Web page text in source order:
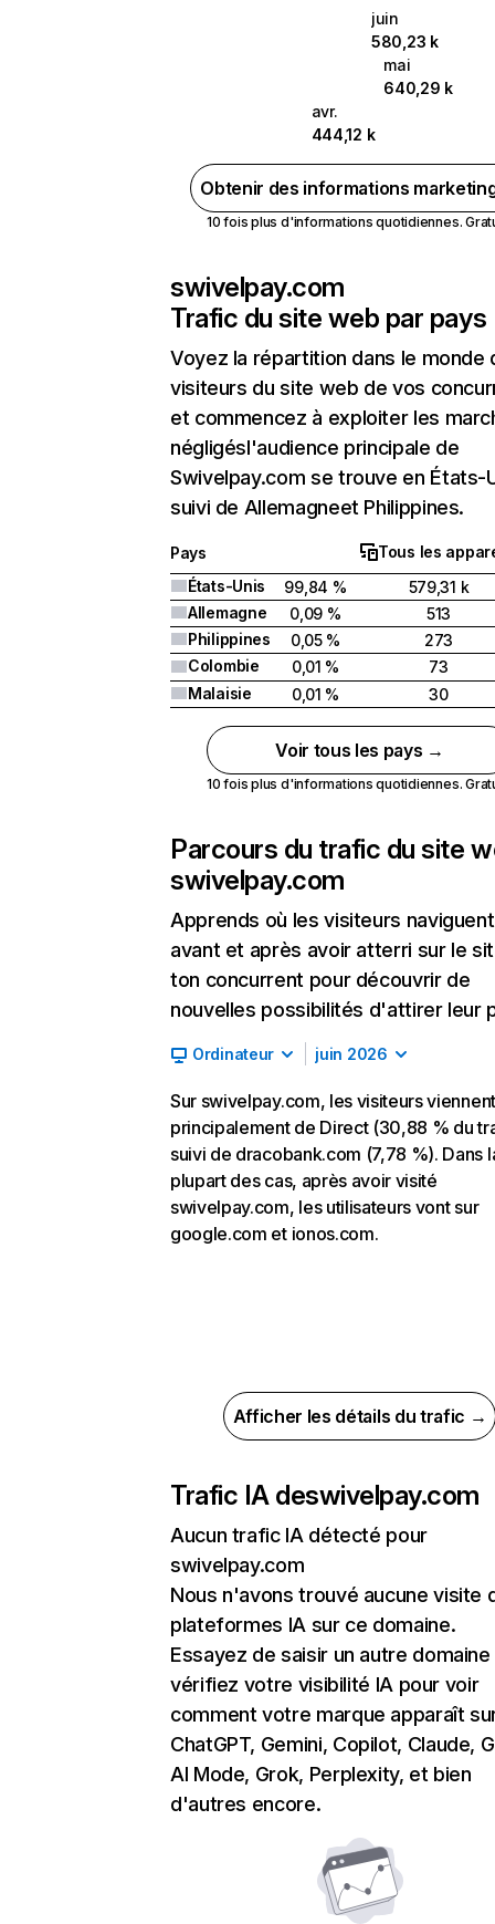
juin
580,23 k
mai
640,29 k
avr.
444,12 k
Obtenir des informations
10 fois plus d'informations quotidiennes.
swivelpay.com
Trafic du site web par pays
Voyez la répartition dans le monde
visiteurs du site web de vos
et commencez à exploiter les
négligésl'audience principale de
Swivelpay.com se trouve en États-
suivi de Allemagneet Philippines.
Pays
Tous les
États-Unis
99,84 %
579,31 k
Allemagne
0,09 %
513
Philippines
0,05 %
273
Colombie
0,01 %
73
Malaisie
0,01 % 30
Voir tous les pays →
10 fois plus d'informations quotidiennes.
Parcours du trafic du site
swivelpay.com
Apprends où les visiteurs naviguent
avant et après avoir atterri sur le
ton concurrent pour découvrir de
nouvelles possibilités d'attirer leur
Ordinateur juin 2026
Sur swivelpay.com, les visiteurs viennent
principalement de Direct (30,88 % du
suivi de dracobank.com (7,78 %). Dans
plupart des cas, après avoir visité
swivelpay.com, les utilisateurs vont sur
google.com et ionos.com.
Afficher les détails du trafic →
Trafic IA deswivelpay.com
Aucun trafic IA détecté pour
swivelpay.com
Nous n'avons trouvé aucune visite
plateformes IA sur ce domaine.
Essayez de saisir un autre domaine
vérifiez votre visibilité IA pour voir
comment votre marque apparaît
ChatGPT, Gemini, Copilot, Claude,
AI Mode, Grok, Perplexity, et bien
d'autres encore.